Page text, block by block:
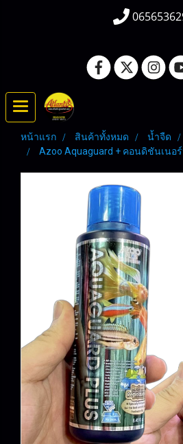
หน้าแรก สินค้าทั้งหมด น้ำจืด
Azoo Aquaguard + คอนดิชันเน